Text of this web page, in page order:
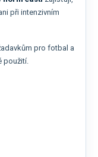
při intenzivním
pro fotbal a
použití.